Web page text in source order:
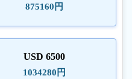
875160円
USD 6500
1034280円